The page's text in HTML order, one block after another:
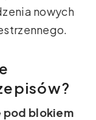
nowych
pod blokiem